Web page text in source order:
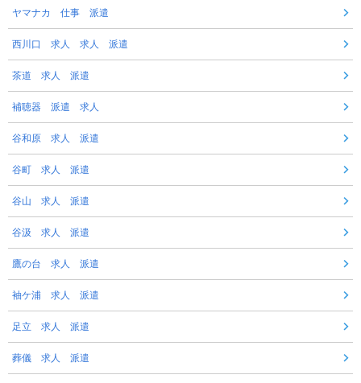
ヤマナカ 仕事 派遣
西川口 求人 求人 派遣
茶道 求人 派遣
補聴器 派遣 求人
谷和原 求人 派遣
谷町 求人 派遣
谷山 求人 派遣
谷汲 求人 派遣
鷹の台 求人 派遣
袖ケ浦 求人 派遣
足立 求人 派遣
葬儀 求人 派遣